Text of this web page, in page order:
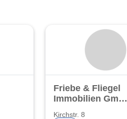
Friebe & Fliegel
Immobilien GmbH
Kirchstr. 8